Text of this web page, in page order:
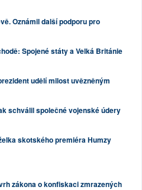
Oznámil další podporu pro
Spojené státy a Velká Británie
udělí milost uvězněným
schválil společné vojenské údery
skotského premiéra Humzy
zákona o konfiskaci zmrazených